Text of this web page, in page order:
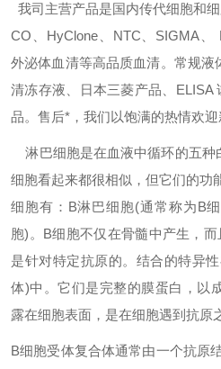
我司主营产品是国内传代细胞和
CO、HyClone、NTC、SIGMA、
外泌体血清等高品质血清。常规液
清冻存液、日本三菱产品、ELISA
品。售后*，我们以饱满的热情欢迎
淋巴细胞是在血液中循环的五
细胞看起来都很相似，但它们的功
细胞有：B淋巴细胞(通常称为B
胞)。B细胞不仅在骨髓中产生，
是针对特定抗原的。结合的特异
体)中。它们是完整的膜蛋白，以
露在细胞表面，是在细胞遇到抗原
B细胞受体复合体通常由一个抗原